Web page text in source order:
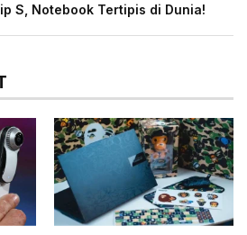
S, Notebook Tertipis di Dunia!